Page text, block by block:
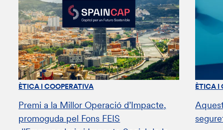
ÈTICA I COOPERATIVA
Premi a la Millor Operació d’Impacte,
promoguda pel Fons FEIS
ÈTICA I